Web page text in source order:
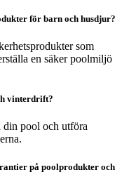
för barn och husdjur?
som
en säker poolmiljö
vinterdrift?
din pool och utföra
på poolprodukter och